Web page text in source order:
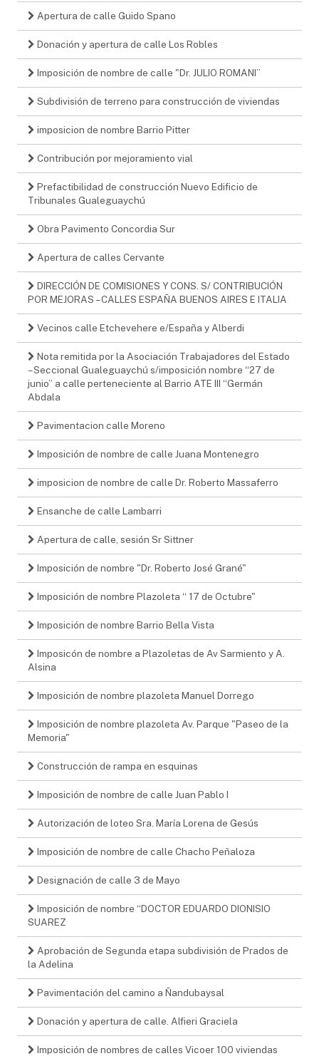
Apertura de calle Guido Spano
Donación y apertura de calle Los Robles
Imposición de nombre de calle "Dr. JULIO ROMANI”
Subdivisión de terreno para construcción de viviendas
imposicion de nombre Barrio Pitter
Contribución por mejoramiento vial
Prefactibilidad de construcción Nuevo Edificio de
Tribunales Gualeguaychú
Obra Pavimento Concordia Sur
Apertura de calles Cervante
DIRECCIÓN DE COMISIONES Y CONS. S/ CONTRIBUCIÓN
POR MEJORAS – CALLES ESPAÑA BUENOS AIRES E ITALIA
Vecinos calle Etchevehere e/España y Alberdi
Nota remitida por la Asociación Trabajadores del Estado
– Seccional Gualeguaychú s/imposición nombre “27 de
junio” a calle perteneciente al Barrio ATE III “Germán
Abdala
Pavimentacion calle Moreno
Imposición de nombre de calle Juana Montenegro
imposicion de nombre de calle Dr. Roberto Massaferro
Ensanche de calle Lambarri
Apertura de calle, sesión Sr Sittner
Imposición de nombre "Dr. Roberto José Grané"
Imposición de nombre Plazoleta “ 17 de Octubre"
Imposición de nombre Barrio Bella Vista
Imposicón de nombre a Plazoletas de Av Sarmiento y A.
Alsina
Imposición de nombre plazoleta Manuel Dorrego
Imposición de nombre plazoleta Av. Parque "Paseo de la
Memoria"
Construcción de rampa en esquinas
Imposición de nombre de calle Juan Pablo I
Autorización de loteo Sra. María Lorena de Gesús
Imposición de nombre de calle Chacho Peñaloza
Designación de calle 3 de Mayo
Imposición de nombre “DOCTOR EDUARDO DIONISIO
SUAREZ
Aprobación de Segunda etapa subdivisión de Prados de
la Adelina
Pavimentación del camino a Ñandubaysal
Donación y apertura de calle. Alfieri Graciela
Imposición de nombres de calles Vicoer 100 viviendas